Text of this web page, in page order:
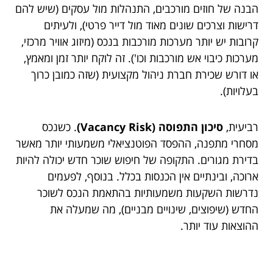
הבנה של חוזים מורכבים, התנהלות מול עסקים (שיש להם
דרישות וצרכים שונים מאוד מול דייר פרטי), ולעיתים
קרובות יש יותר מערכות מורכבות בנכס (מיזוג אוויר מרכזי,
מערכות כיבוי אש מורכבות וכו'). זה לוקח יותר זמן ומאמץ,
או דורש שכירת חברת ניהול מקצועית (שזה כמובן כרוך
בעלויות).
רביעית, סיכון התפוסה (Vacancy Risk)
. כשנכס
מסחרי מתפנה, ההפסד הפוטנציאלי משמעותי יותר מאשר
בדירת מגורים. התקופה של חיפוש שוכר חדש יכולה להיות
ארוכה, ובינתיים אין הכנסות בכלל. בנוסף, לפעמים
נדרשות השקעות משמעותיות בהתאמת הנכס לשוכר
החדש (שיפוצים, שינויים מבניים), מה שמעלה את
ההוצאות עוד יותר.